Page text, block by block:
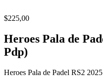
$225,00
Heroes Pala de
Pdp)
Heroes Pala de Padel RS2